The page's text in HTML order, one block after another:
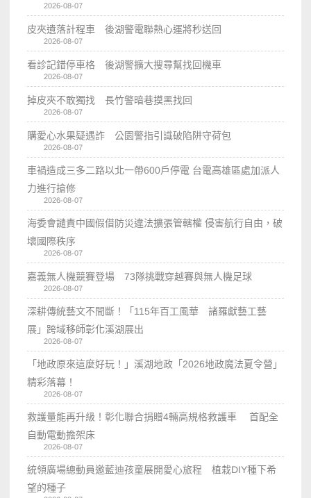
2026-08-07
皮夾遺落計程車 後湖警電聯熱心運將秒送回
2026-08-07
看診記錯停車格 後湖警擴大搜尋幫找回機車
2026-08-07
掉皮夾不敢獨找 長竹警暗巷摸黑找回
2026-08-07
購愛心水果疑遇詐 公園警指引識破陷阱守荷包
2026-08-07
車禍造成三多二路以北一帶600戶停電 台電高雄區處加派人
力進行搶修
2026-08-07
海委會譴責中國假借防災違法擴張管轄權 侵害航行自由，破
壞國際秩序
2026-08-07
嘉義無人機競賽登場 73隊挑戰穿越賽與無人機足球
2026-08-07
深耕傳統藝文不間斷！「115年百工風華 諸羅獻藝工藝
展」跨域移師彰化溪湖展出
2026-08-07
「地政原來這麼好玩！」溪湖地政「2026地政魔法夏令營」
精彩落幕！
2026-08-07
救護量能再升級！彰化聯合捐贈4輛高規格救護車 首配全
自動電動擔架床
2026-08-07
統領廣場總動員邀藍迪孩童展開愛心旅程 植栽DIY種下希
望的種子